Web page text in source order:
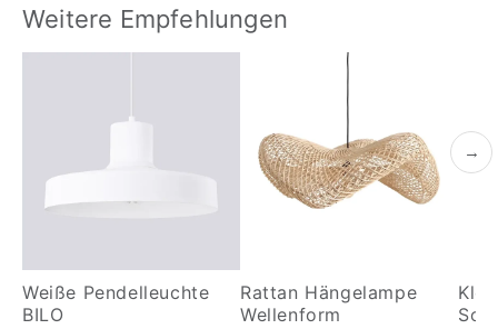
Weitere Empfehlungen
Weiße Pendelleuchte
BILO
Rattan Hängelampe
Wellenform
Solo
→